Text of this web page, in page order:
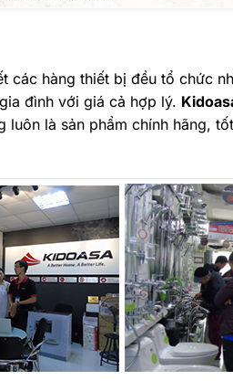
hàng thiết bị đều tổ chức
đình với giá cả hợp lý.
là sản phẩm chính hãng,